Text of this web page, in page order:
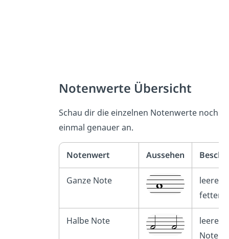
Notenwerte Übersicht
Schau dir die einzelnen Notenwerte noch
einmal genauer an.
Notenwert Aussehen
Ganze Note
leerer
fetter
Halbe Note
leerer